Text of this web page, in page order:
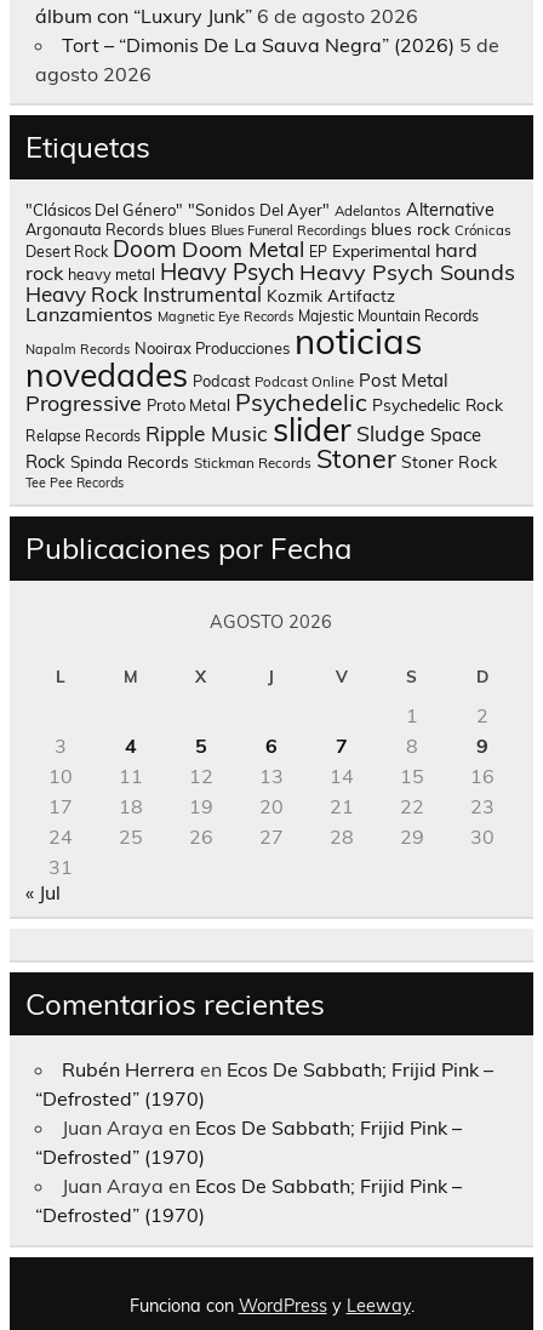
álbum con “Luxury Junk” 6 de agosto 2026
Tort – “Dimonis De La Sauva Negra” (2026) 5 de
agosto 2026
Etiquetas
"Clásicos Del Género" "Sonidos Del Ayer" Adelantos Alternative
Argonauta Records blues Blues Funeral Recordings blues rock Crónicas
Desert Rock Doom Doom Metal EP Experimental hard
rock heavy metal Heavy Psych Heavy Psych Sounds
Heavy Rock Instrumental Kozmik Artifactz
Lanzamientos Magnetic Eye Records Majestic Mountain Records
Napalm Records Nooirax Producciones noticias
novedades Podcast Podcast Online Post Metal
Progressive Proto Metal Psychedelic Psychedelic Rock
Relapse Records Ripple Music slider Sludge Space
Rock Spinda Records Stickman Records Stoner Stoner Rock
Tee Pee Records
Publicaciones por Fecha
AGOSTO 2026
L M X J V S D
1
2
3
4 5 6 7 8
9
10
11 12 13 14 15
16
17
18 19 20 21 22
23
24
25 26 27 28 29
30
31
« Jul
Comentarios recientes
Rubén Herrera en Ecos De Sabbath; Frijid Pink –
“Defrosted” (1970)
Juan Araya en Ecos De Sabbath; Frijid Pink –
“Defrosted” (1970)
Juan Araya en Ecos De Sabbath; Frijid Pink –
“Defrosted” (1970)
Funciona con WordPressy Leeway.